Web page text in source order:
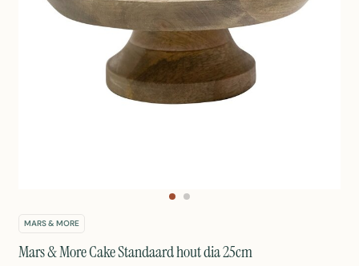
MARS & MORE
Mars & More Cake Standaard hout dia 25cm